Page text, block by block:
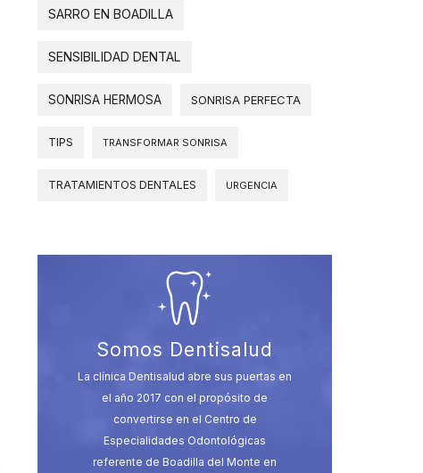
SARRO EN BOADILLA
SENSIBILIDAD DENTAL
SONRISA HERMOSA SONRISA PERFECTA
TIPS TRANSFORMAR SONRISA
TRATAMIENTOS DENTALES URGENCIA
Somos Dentisalud
La clínica Dentisalud abre sus puertas en
el año 2017 con el propósito de
convertirse en el Centro de
Especialidades Odontológicas
referente de Boadilla del Monte en